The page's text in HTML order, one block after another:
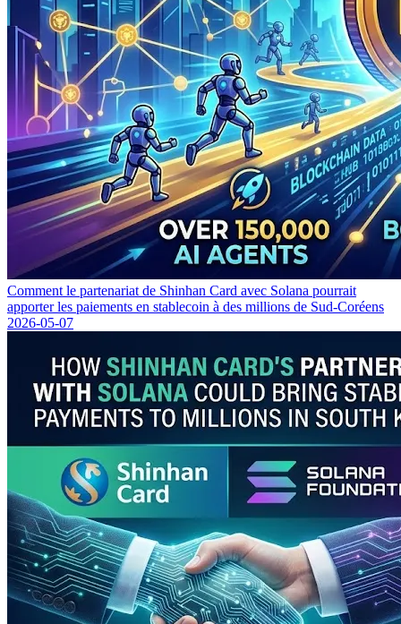
Comment le partenariat de Shinhan Card avec Solana pourrait
apporter les paiements en stablecoin à des millions de Sud-Coréens
2026-05-07